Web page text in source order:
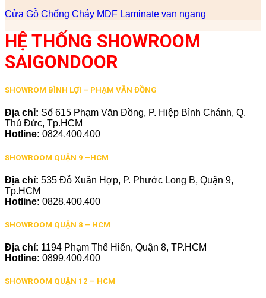
Cửa Gỗ Chống Cháy MDF Laminate van ngang
HỆ THỐNG SHOWROOM
SAIGONDOOR
SHOWROM BÌNH LỢI – PHẠM VĂN ĐỒNG
Địa chỉ: Số 615 Phạm Văn Đồng, P. Hiệp Bình Chánh, Q.
Thủ Đức, Tp.HCM
Hotline: 0824.400.400
SHOWROOM QUẬN 9 –HCM
Địa chỉ: 535 Đỗ Xuân Hợp, P. Phước Long B, Quận 9,
Tp.HCM
Hotline: 0828.400.400
SHOWROOM QUẬN 8 – HCM
Địa chỉ: 1194 Phạm Thế Hiển, Quận 8, TP.HCM
Hotline: 0899.400.400
SHOWROOM QUẬN 12 – HCM